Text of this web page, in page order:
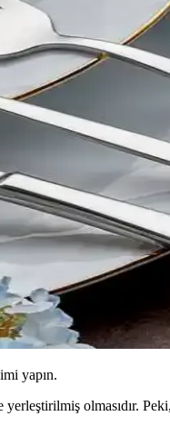
yapın.
olmasıdır.